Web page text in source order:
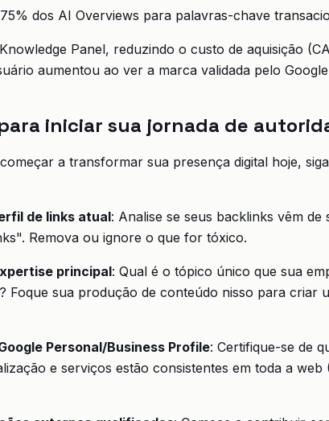
dos AI Overviews para palavras-chave
Panel, reduzindo o custo de aquisição
aumentou ao ver a marca validada pelo
iniciar sua jornada de
a transformar sua presença digital hoje,
de links atual: Analise se seus backlinks vêm de
Remova ou ignore o que for tóxico.
principal: Qual é o tópico único que sua
Foque sua produção de conteúdo nisso para criar
Personal/Business Profile: Certifique-se de
e serviços estão consistentes em toda a